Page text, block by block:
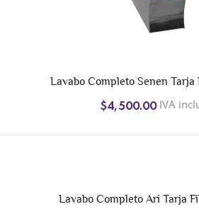
Lavabo Completo Senen Tarja
$4,500.00IVA
Lavabo Completo Ari Tarja